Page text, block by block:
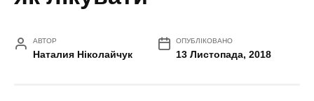
АВТОР
Наталия Ніколайчук
ОПУБЛІКОВАНО
13 Листопада, 2018